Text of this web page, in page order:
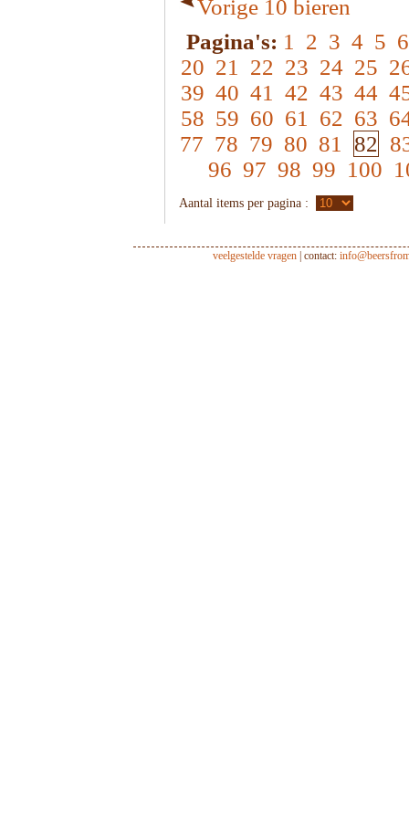
Vorige 10 bieren
Pagina's: 1 2 3 4 5 6
20 21 22 23 24 25
39 40 41 42 43 44
58 59 60 61 62 63
77 78 79 80 81 82
96 97 98 99 100
Aantal items per pagina :
veelgestelde vragen | contact: